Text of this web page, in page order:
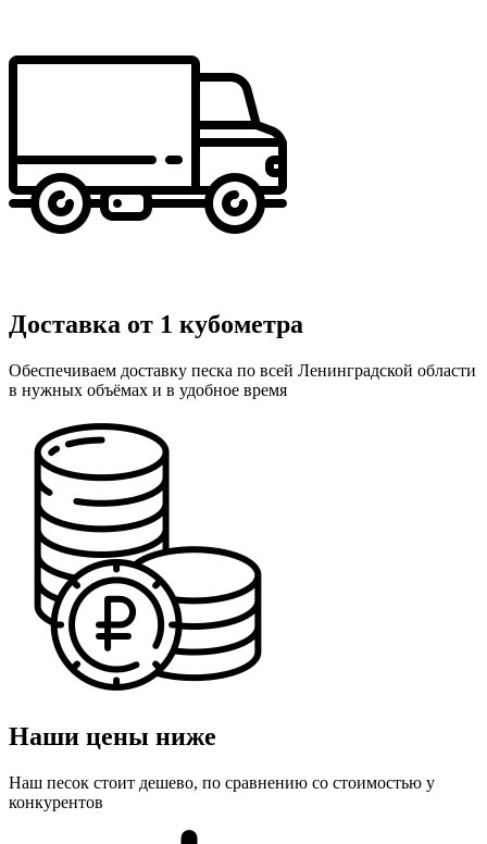
Доставка от 1 кубометра
Обеспечиваем доставку песка по всей Ленинградской области
в нужных объёмах и в удобное время
Наши цены ниже
Наш песок стоит дешево, по сравнению со стоимостью у
конкурентов